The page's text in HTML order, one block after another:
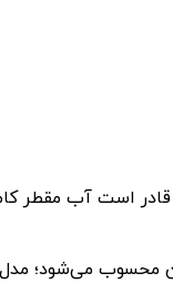
قادر است آب مقطر